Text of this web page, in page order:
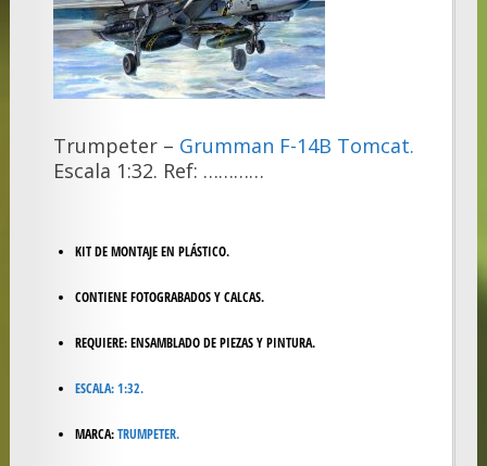
Trumpeter – Grumman F-14B Tomcat.
Escala 1:32. Ref: …………
KIT DE MONTAJE EN PLÁSTICO.
CONTIENE FOTOGRABADOS Y CALCAS.
REQUIERE: ENSAMBLADO DE PIEZAS Y PINTURA.
ESCALA: 1:32.
MARCA:TRUMPETER.